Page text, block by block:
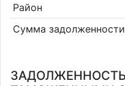
Район
Сумма задолженности